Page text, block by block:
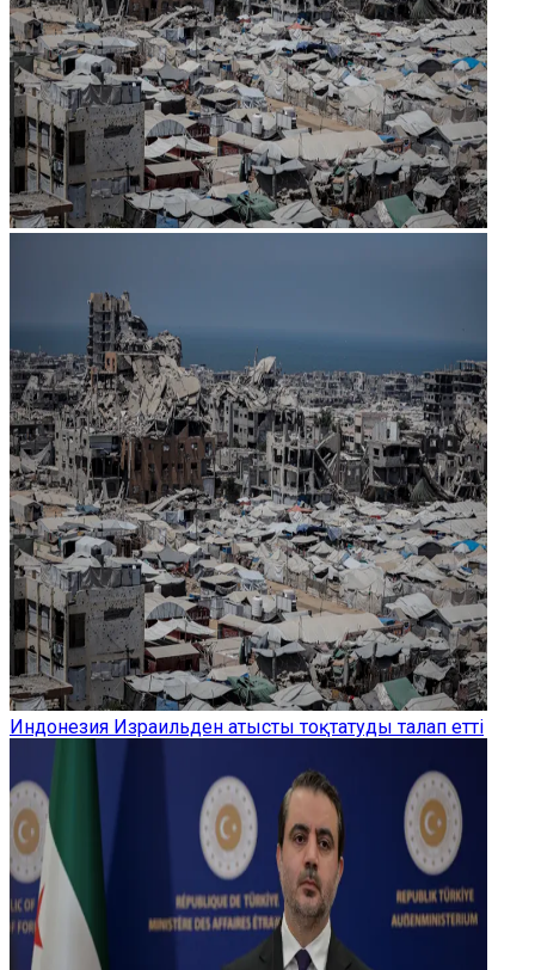
Индонезия Израильден атысты тоқтатуды талап етті